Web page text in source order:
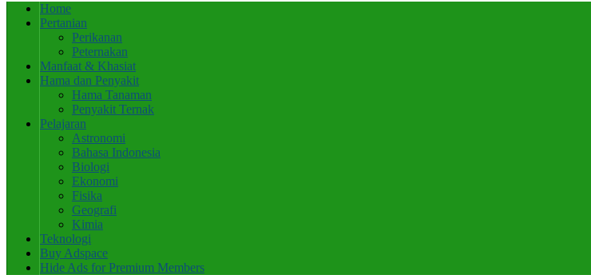
Home
Pertanian
Perikanan
Peternakan
Manfaat & Khasiat
Hama dan Penyakit
Hama Tanaman
Penyakit Ternak
Pelajaran
Astronomi
Bahasa Indonesia
Biologi
Ekonomi
Fisika
Geografi
Kimia
Teknologi
Buy Adspace
Hide Ads for Premium Members